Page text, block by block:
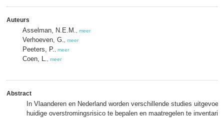
Auteurs
Asselman, N.E.M. meer
Verhoeven, G. meer
Peeters, P. meer
Coen, L. meer
Abstract
In Vlaanderen en Nederland worden verschillende studies
huidige overstromingsrisico te bepalen en maatregelen te